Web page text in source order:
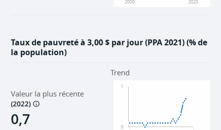
2000 2025
Taux de pauvreté à 3,00 $ par jour (PPA 2021) (% de
la population)
Valeur la plus récente
(2022)
0,7
Trend
0
1